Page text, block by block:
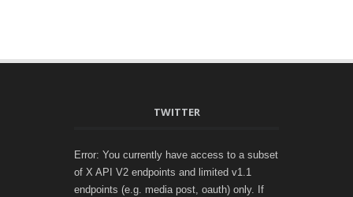
TWITTER
Error: You currently have access to a subset
of X API V2 endpoints and limited v1.1
endpoints (e.g. media post, oauth) only. If